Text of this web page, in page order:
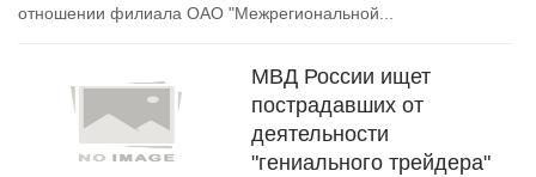
отношении филиала ОАО "Межрегиональной...
МВД России ищет
пострадавших от
деятельности
"гениального трейдера"